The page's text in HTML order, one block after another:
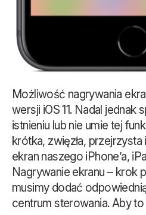
Możliwość nagrywania
wersji iOS 11. Nadal
istnieniu lub nie umie tej
krótka, zwięzła,
ekran naszego iPhone’a,
Nagrywanie ekranu – krok
musimy dodać
centrum sterowania. Aby